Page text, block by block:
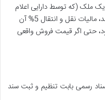
ملک (که توسط دارایی اعلام
می شود) 200 میلیون تومان باشد، مالیات نقل و انتقال 5% آن
بود، حتی اگر قیمت فروش واقعی
رسمی بابت تنظیم و ثبت سند